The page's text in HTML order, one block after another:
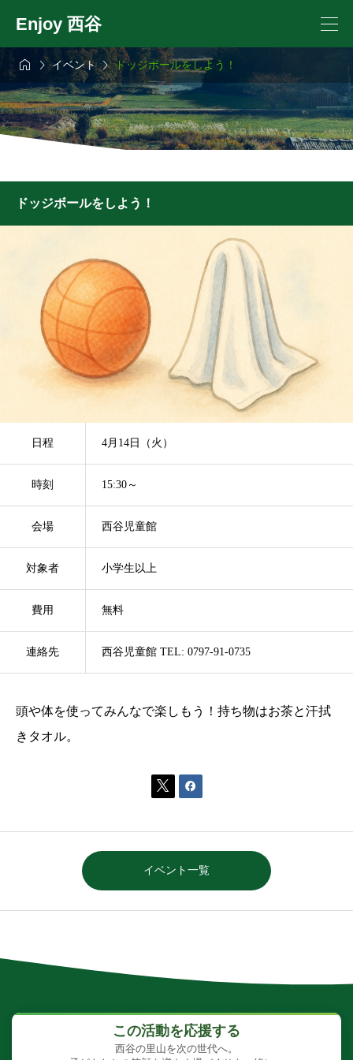
Enjoy 西谷
 イベントドッジボールをしよう！
ドッジボールをしよう！
日程 4月14日（火）
時刻 15:30～
会場 西谷児童館
対象者 小学生以上
費用 無料
連絡先 西谷児童館 TEL: 0797-91-0735
頭や体を使ってみんなで楽しもう！持ち物はお茶と汗拭
きタオル。
 
イベント一覧
この活動を応援する
西谷の里山を次の世代へ。